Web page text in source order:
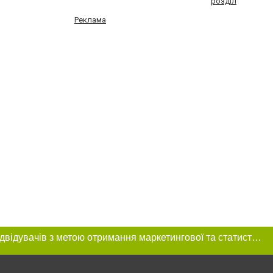
Реклама
Цей сайт використовує «cookies». Також веб-сайт використовує інтернет-сервіс для збору технічних даних стосовно відвідувачів з метою отримання маркетингової та статистичної інформації. Умови обробки даних відвідувачів сайту див.